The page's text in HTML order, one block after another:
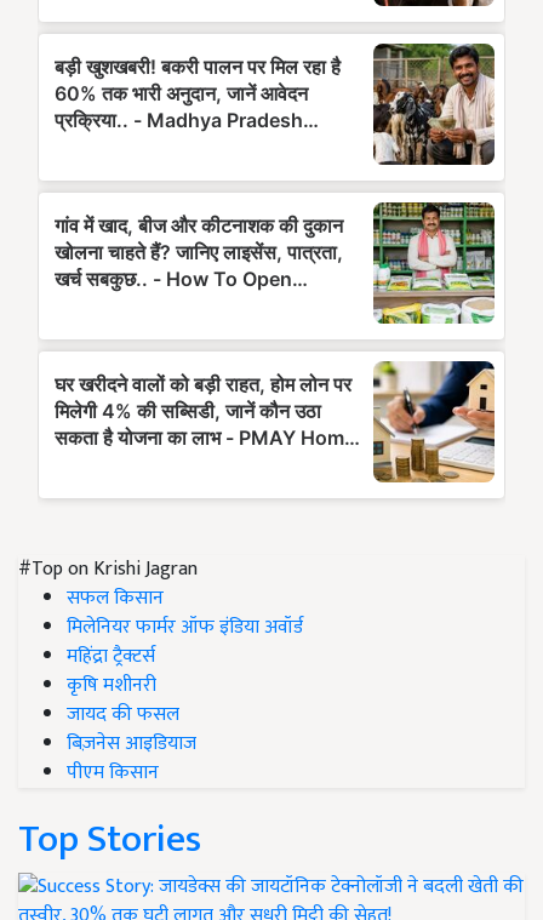
#Top on Krishi Jagran
सफल किसान
मिलेनियर फार्मर ऑफ इंडिया अवॉर्ड
महिंद्रा ट्रैक्टर्स
कृषि मशीनरी
जायद की फसल
बिज़नेस आइडियाज
पीएम किसान
Top Stories